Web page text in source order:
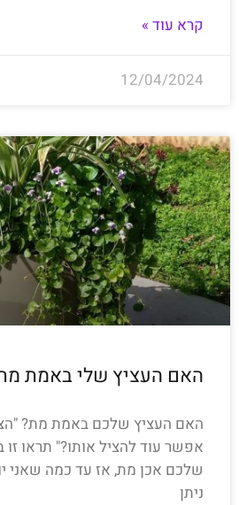
קרא עוד »
12/04/2024
האם העציץ שלי באמת
האם העציץ שלכם באמת מת?
אפשר עוד להציל אותו?" תראו
שלכם אכן מת, אז עד כמה שאני
ניתן